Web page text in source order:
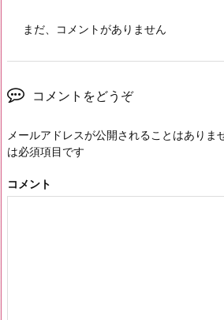
まだ、コメントがありません
コメントをどうぞ
メールアドレスが公開されることはありま
は必須項目です
コメント